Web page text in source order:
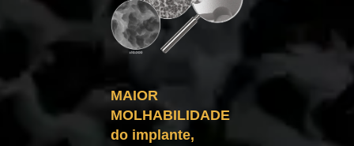
MAIOR
MOLHABILIDADE
do implante,